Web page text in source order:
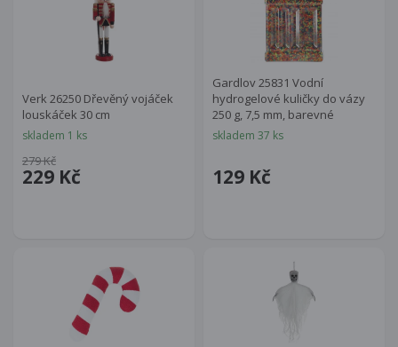
Verk 26250 Dřevěný vojáček
louskáček 30 cm
skladem 1 ks
229 Kč
279 Kč
Gardlov 25831 Vodní
hydrogelové kuličky do vázy
250 g, 7,5 mm, barevné
skladem 37 ks
129 Kč